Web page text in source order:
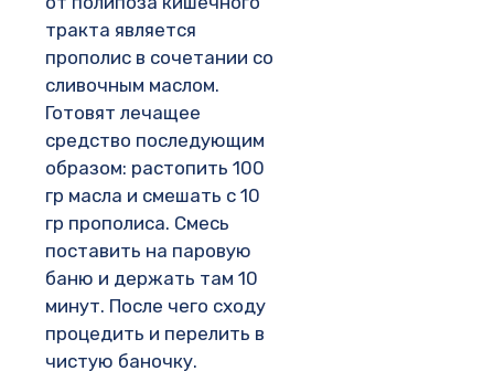
тракта является
прополис в сочетании со
сливочным маслом.
Готовят лечащее
средство последующим
образом: растопить 100
гр масла и смешать с 10
гр прополиса. Смесь
поставить на паровую
баню и держать там 10
минут. После чего сходу
процедить и перелить в
чистую баночку.